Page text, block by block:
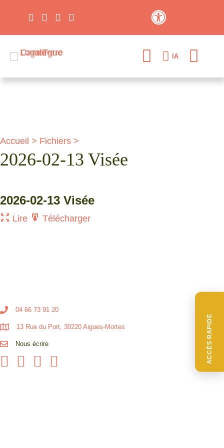
ACCÈS RAPIDE
IA
Accueil > Fichiers >
2026-02-13 Visée
2026-02-13 Visée
Lire Télécharger
04 66 73 91 20
13 Rue du Port, 30220 Aigues-Mortes
Nous écrire